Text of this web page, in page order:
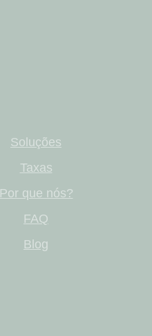
Soluções
Taxas
Por que nós?
FAQ
Blog